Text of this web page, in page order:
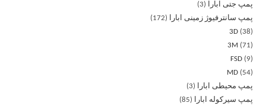
پمپ جتی ابارا
3
پمپ سانترفیوژ زمینی ابارا
172
3D 38
3M
71
FSD
9
MD
54
پمپ محیطی ابارا
3
پمپ سیرکوله ابارا
85